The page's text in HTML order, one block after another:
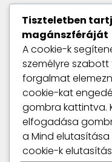
Keresés
Legutóbbi
Lakáshitel havi
2 okos módszer, amit
Havi pénzügyi kihívás:
észrevétlenül
Indexkövető ETF-ek:
Állampapír:
Tiszteletben
magánszféráját
A cookie-k
személyre
forgalmat
cookie-kat
gombra kattintva.
elfogadása
a Mind elutasítása
cookie-k